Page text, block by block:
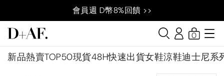
會員週 D幣8%回饋 >>
新品熱賣TOP50現貨48H快速出貨女鞋涼鞋迪士尼系
0